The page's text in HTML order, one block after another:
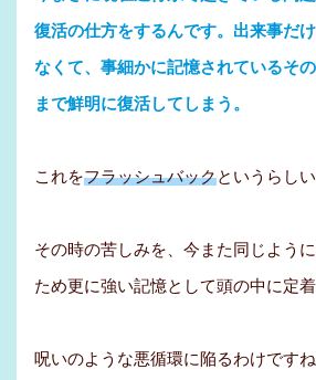
復活の仕方をするんです。出来事だ
なくて、事細かに記憶されているそ
まで鮮明に復活してしまう。
これをフラッシュバックというらしい
その時の苦しみを、今また同じよう
ため更に強い記憶として頭の中に定着
呪いのような悪循環に陥るわけですね